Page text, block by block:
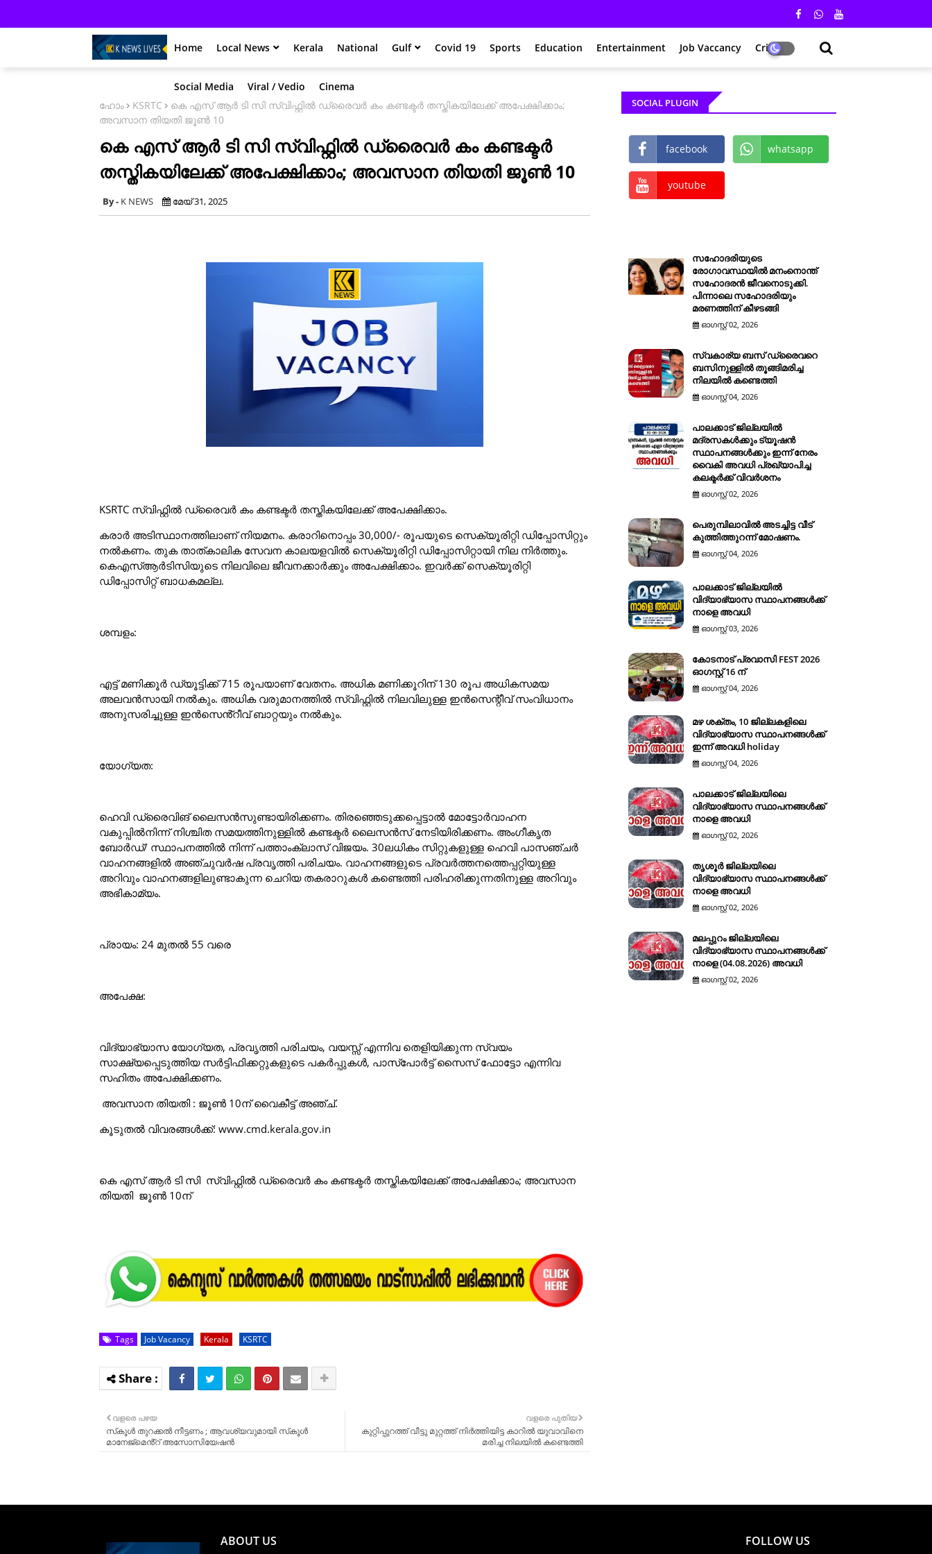
Home Local News Kerala National Gulf Covid 19 Sports Education Entertainment Job Vaccancy Crime
Social Media Viral / Vedio
Cinema
ഹോം
KSRTC
കെ എസ് ആർ ടി സി സ്വിഫ്റ്റിൽ ഡ്രൈവർ കം കണ്ടക്ടർ തസ്തികയിലേക്ക് അപേക്ഷിക്കാം;
അവസാന തിയതി ജൂൺ 10
കെ എസ് ആർ ടി സി സ്വിഫ്റ്റിൽ ഡ്രൈവർ കം കണ്ടക്ടർ
തസ്തികയിലേക്ക് അപേക്ഷിക്കാം; അവസാന തിയതി ജൂൺ 10
K NEWS മേയ് 31, 2025
KSRTC സ്വിഫ്റ്റിൽ ഡ്രൈവർ കം കണ്ടക്ടർ തസ്തികയിലേക്ക് അപേക്ഷിക്കാം.
കരാർ അടിസ്ഥാനത്തിലാണ് നിയമനം. കരാറിനൊപ്പം 30,000/- രൂപയുടെ സെക്യൂരിറ്റി ഡിപ്പോസിറ്റും
നൽകണം. തുക താത്കാലിക സേവന കാലയളവിൽ സെക്യൂരിറ്റി ഡിപ്പോസിറ്റായി നില നിർത്തും.
കെഎസ്ആർടിസിയുടെ നിലവിലെ ജീവനക്കാർക്കും അപേക്ഷിക്കാം. ഇവർക്ക് സെക്യൂരിറ്റി
ഡിപ്പോസിറ്റ് ബാധകമല്ല.
ശമ്പളം:
എട്ട് മണിക്കൂർ ഡ്യൂട്ടിക്ക് 715 രൂപയാണ് വേതനം. അധിക മണിക്കൂറിന് 130 രൂപ അധികസമയ
അലവൻസായി നൽകും. അധിക വരുമാനത്തിൽ സ്വിഫ്റ്റിൽ നിലവിലുള്ള ഇൻസെന്റീവ് സംവിധാനം
അനുസരിച്ചുള്ള ഇൻസെൻ്റീവ് ബാറ്റയും നൽകും.
യോഗ്യത:
ഹെവി ഡ്രൈവിങ് ലൈസൻസുണ്ടായിരിക്കണം. തിരഞ്ഞെടുക്കപ്പെട്ടാൽ മോട്ടോർവാഹന
വകുപ്പിൽനിന്ന് നിശ്ചിത സമയത്തിനുള്ളിൽ കണ്ടക്ടർ ലൈസൻസ് നേടിയിരിക്കണം. അംഗീകൃത
ബോർഡ്/ സ്ഥാപനത്തിൽ നിന്ന് പത്താംക്ലാസ് വിജയം. 30ലധികം സിറ്റുകളുള്ള ഹെവി പാസഞ്ചർ
വാഹനങ്ങളിൽ അഞ്ചുവർഷ പ്രവൃത്തി പരിചയം. വാഹനങ്ങളുടെ പ്രവർത്തനത്തെപ്പറ്റിയുള്ള
അറിവും വാഹനങ്ങളിലുണ്ടാകുന്ന ചെറിയ തകരാറുകൾ കണ്ടെത്തി പരിഹരിക്കുന്നതിനുള്ള അറിവും
അഭികാമ്യം.
പ്രായം: 24 മുതൽ 55 വരെ
അപേക്ഷ:
വിദ്യാഭ്യാസ യോഗ്യത, പ്രവൃത്തി പരിചയം, വയസ്സ് എന്നിവ തെളിയിക്കുന്ന സ്വയം
സാക്ഷ്യപ്പെടുത്തിയ സർട്ടിഫിക്കറ്റുകളുടെ പകർപ്പുകൾ, പാസ്പോർട്ട് സൈസ് ഫോട്ടോ എന്നിവ
സഹിതം അപേക്ഷിക്കണം.
അവസാന തിയതി : ജൂൺ 10ന് വൈകീട്ട് അഞ്ച്.
കൂടുതൽ വിവരങ്ങൾക്ക്: www.cmd.kerala.gov.in
കെ എസ് ആർ ടി സി സ്വിഫ്റ്റിൽ ഡ്രൈവർ കം കണ്ടക്ടർ തസ്തികയിലേക്ക് അപേക്ഷിക്കാം; അവസാന
തിയതി ജൂൺ 10ന്
Tags Job Vacancy Kerala KSRTC
വളരെ പുതിയ
കുറ്റിപ്പുറത്ത് വീട്ടു മുറ്റത്ത് നിർത്തിയിട്ട കാറിൽ യുവാവിനെ
മരിച്ച നിലയിൽ കണ്ടെത്തി
വളരെ പഴയ
സ്‌കൂള്‍ തുറക്കൽ നീട്ടണം ; ആവശ്യവുമായി സ്‌കൂള്‍
മാനേജ്‌മെൻ്റ് അസോസിയേഷന്‍
SOCIAL PLUGIN
facebook whatsapp
youtube
സഹോദരിയുടെ
രോഗാവസ്ഥയിൽ മനംനൊന്ത്
സഹോദരൻ ജീവനൊടുക്കി.
പിന്നാലെ സഹോദരിയും
മരണത്തിന് കീഴടങ്ങി
ഓഗസ്റ്റ് 02, 2026
സ്വകാര്യ ബസ് ഡ്രൈവറെ
ബസിനുള്ളിൽ തൂങ്ങിമരിച്ച
നിലയിൽ കണ്ടെത്തി
ഓഗസ്റ്റ് 04, 2026
പാലക്കാട് ജില്ലയിൽ
മദ്രസകൾക്കും ട്യൂഷൻ
സ്ഥാപനങ്ങൾക്കും ഇന്ന് നേരം
വൈകി അവധി പ്രഖ്യാപിച്ച
കലക്ടർക്ക് വിവർശനം
ഓഗസ്റ്റ് 02, 2026
പെരുമ്പിലാവിൽ അടച്ചിട്ട വീട്
കുത്തിത്തുറന്ന് മോഷണം.
ഓഗസ്റ്റ് 04, 2026
പാലക്കാട് ജില്ലയിൽ
വിദ്യാഭ്യാസ സ്ഥാപനങ്ങൾക്ക്
നാളെ അവധി
ഓഗസ്റ്റ് 03, 2026
കോടനാട് പ്രവാസി FEST 2026
ഓഗസ്റ്റ് 16 ന്
ഓഗസ്റ്റ് 04, 2026
മഴ ശക്തം, 10 ജില്ലകളിലെ
വിദ്യാഭ്യാസ സ്ഥാപനങ്ങൾക്ക്
ഇന്ന് അവധി holiday
ഓഗസ്റ്റ് 04, 2026
പാലക്കാട് ജില്ലയിലെ
വിദ്യാഭ്യാസ സ്ഥാപനങ്ങൾക്ക്
നാളെ അവധി
ഓഗസ്റ്റ് 02, 2026
തൃശൂർ ജില്ലയിലെ
വിദ്യാഭ്യാസ സ്ഥാപനങ്ങൾക്ക്
നാളെ അവധി
ഓഗസ്റ്റ് 02, 2026
മലപ്പുറം ജില്ലയിലെ
വിദ്യാഭ്യാസ സ്ഥാപനങ്ങൾക്ക്
നാളെ (04.08.2026) അവധി
ഓഗസ്റ്റ് 02, 2026
ABOUT US FOLLOW US